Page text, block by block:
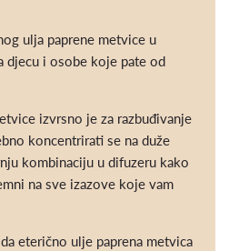
ulja paprene metvice u
djecu i osobe koje pate od
izvrsno je za razbuđivanje
koncentrirati se na duže
kombinaciju u difuzeru kako
na sve izazove koje vam
eterično ulje paprena metvica